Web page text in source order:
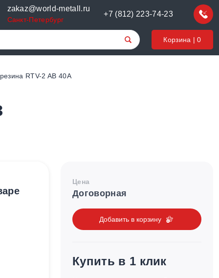
zakaz@world-metall.ru
Санкт-Петербург
+7 (812) 223-74-23
Корзина |0
RTV-2 AB 40А
Цена
Договорная
Добавить в корзину
Купить в 1 клик